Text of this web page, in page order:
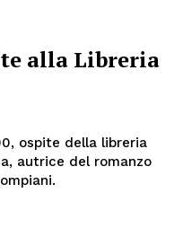
alla Libreria
ospite della libreria
autrice del romanzo